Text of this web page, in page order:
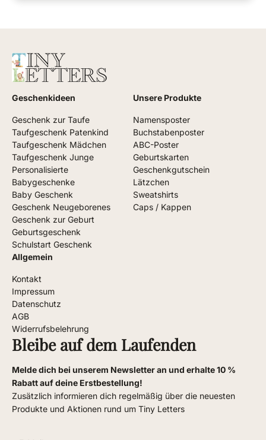
Geschenkideen
Geschenk zur Taufe
Taufgeschenk Patenkind
Taufgeschenk Mädchen
Taufgeschenk Junge
Personalisierte
Babygeschenke
Baby Geschenk
Geschenk Neugeborenes
Geschenk zur Geburt
Geburtsgeschenk
Schulstart Geschenk
Unsere Produkte
Namensposter
Buchstabenposter
ABC-Poster
Geburtskarten
Geschenkgutschein
Lätzchen
Sweatshirts
Caps / Kappen
Allgemein
Kontakt
Impressum
Datenschutz
AGB
Widerrufsbelehrung
Bleibe auf dem Laufenden
Melde dich bei unserem Newsletter an und erhalte 10 %
Rabatt auf deine Erstbestellung!
Zusätzlich informieren dich regelmäßig über die neuesten
Produkte und Aktionen rund um Tiny Letters